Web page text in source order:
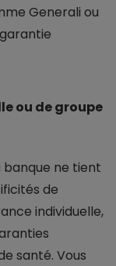
Generali ou
ou de groupe
banque ne tient
de
individuelle,
santé. Vous